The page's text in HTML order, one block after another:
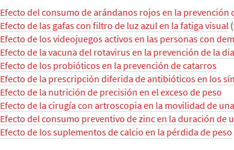
Efecto del consumo de arándanos rojos en la prevención
Efecto de las gafas con filtro de luz azul en la fatiga visual (
Efecto de los videojuegos activos en las personas con
Efecto de la vacuna del rotavirus en la prevención de la
Efecto de los probióticos en la prevención de catarros
Efecto de la prescripción diferida de antibióticos en los
Efecto de la nutrición de precisión en el exceso de peso
Efecto de la cirugía con artroscopia en la movilidad de
Efecto del consumo preventivo de zinc en la duración de
Efecto de los suplementos de calcio en la pérdida de peso